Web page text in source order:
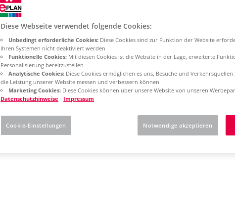
Diese Webseite verwendet folgende Cookies:
Unbedingt erforderliche Cookies: Diese Cookies sind zur Funktion der Website
Ihren Systemen nicht deaktiviert werden
Funktionelle Cookies: Mit diesen Cookies ist die Website in der Lage, erweiterte
Personalisierung bereitzustellen
Analytische Cookies: Diese Cookies ermöglichen es uns, Besuche und
die Leistung unserer Website messen und verbessern können
Marketing Cookies: Diese Cookies können über unsere Website von unseren
Datenschutzhinweise
Impressum
Notwendige akzeptieren
Cookie-Einstellungen